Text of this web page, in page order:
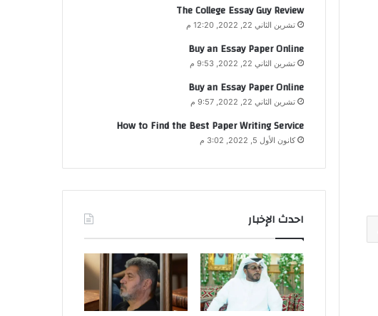
The College Essay Guy Review
تشرين الثاني 22, 2022, 12:20 م
Buy an Essay Paper Online
تشرين الثاني 22, 2022, 9:53 م
Buy an Essay Paper Online
تشرين الثاني 22, 2022, 9:57 م
How to Find the Best Paper Writing Service
كانون الأول 5, 2022, 3:02 م
احدث الإخبار